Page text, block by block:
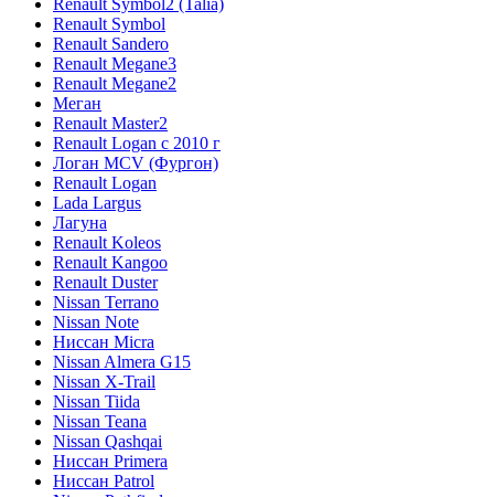
Renault Symbol2 (Talia)
Renault Symbol
Renault Sandero
Renault Megane3
Renault Megane2
Меган
Renault Master2
Renault Logan c 2010 г
Логан МСV (Фургон)
Renault Logan
Lada Largus
Лагуна
Renault Koleos
Renault Kangoo
Renault Duster
Nissan Terrano
Nissan Note
Ниссан Micra
Nissan Almera G15
Nissan X-Trail
Nissan Tiida
Nissan Teana
Nissan Qashqai
Ниссан Primera
Ниссан Patrol